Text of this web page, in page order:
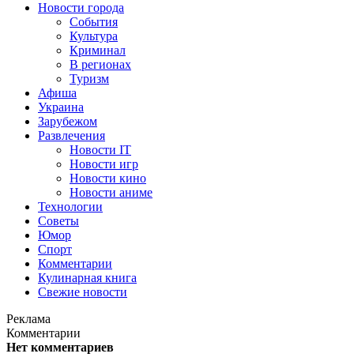
Новости города
События
Культура
Криминал
В регионах
Туризм
Афиша
Украина
Зарубежом
Развлечения
Новости IT
Новости игр
Новости кино
Новости аниме
Технологии
Советы
Юмор
Спорт
Комментарии
Кулинарная книга
Свежие новости
Реклама
Комментарии
Нет комментариев